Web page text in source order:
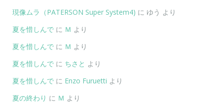
現像ムラ（PATERSON Super System4) に ゆう より
夏を惜しんで に Ｍ より
夏を惜しんで に Ｍ より
夏を惜しんで に ちさと より
夏を惜しんで に Enzo Furuetti より
夏の終わり に Ｍ より